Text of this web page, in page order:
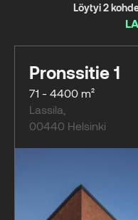
Löytyi 2
Pronssitie 1
71 - 4400 m²
Lassila
00440 Helsinki